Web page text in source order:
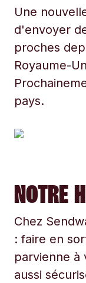
Une
d'envoyer
proches
Royaume-
pays.
NOTRE
Chez
: faire en
parvienne à
aussi